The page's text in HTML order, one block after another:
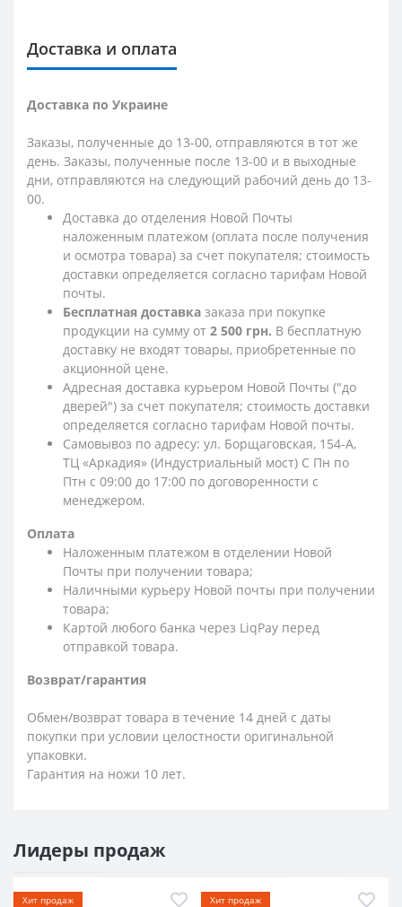
Доставка и оплата
Доставка по Украине
Заказы, полученные до 13-00, отправляются в тот же
день. Заказы, полученные после 13-00 и в выходные
дни, отправляются на следующий рабочий день до 13-
00.
Доставка до отделения Новой Почты
наложенным платежом (оплата после получения
и осмотра товара) за счет покупателя; стоимость
доставки определяется согласно тарифам Новой
почты.
Бесплатная доставка заказа при покупке
продукции на сумму от 2 500 грн. В бесплатную
доставку не входят товары, приобретенные по
акционной цене.
Адресная доставка курьером Новой Почты ("до
дверей") за счет покупателя; стоимость доставки
определяется согласно тарифам Новой почты.
Самовывоз по адресу: ул. Борщаговская, 154-А,
ТЦ «Аркадия» (Индустриальный мост) С Пн по
Птн с 09:00 до 17:00 по договоренности с
менеджером.
Оплата
Наложенным платежом в отделении Новой
Почты при получении товара;
Наличными курьеру Новой почты при получении
товара;
Картой любого банка через LiqPay перед
отправкой товара.
Возврат/гарантия
Обмен/возврат товара в течение 14 дней с даты
покупки при условии целостности оригинальной
упаковки.
Гарантия на ножи 10 лет.
Лидеры продаж
Хит продаж Хит продаж